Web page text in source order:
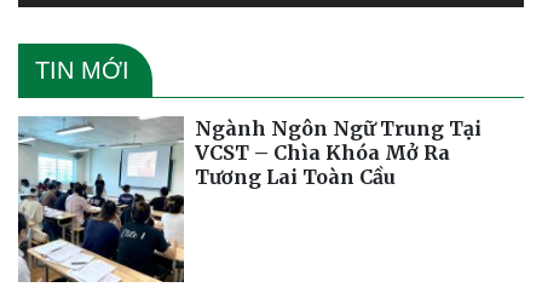
TIN MỚI
Ngành Ngôn Ngữ Trung Tại
VCST – Chìa Khóa Mở Ra
Tương Lai Toàn Cầu